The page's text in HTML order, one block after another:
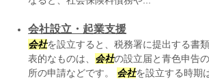
会社設立・起業支援
会社を設立すると、税務署に提出する書
表的なものは、 会社の設立届と青色申告
所の申請などです。 会社を設立する時期